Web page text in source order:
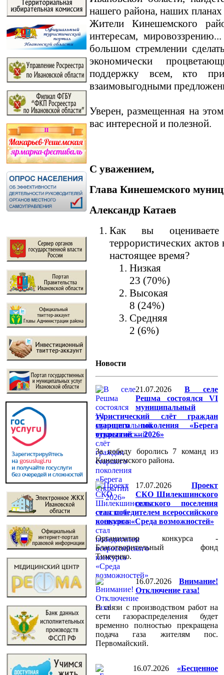
нашего района, наших
Жители Кинешемского
интересам,
большом стремлении
экономически
поддержку всем, кто
взаимовыгодными
Уверен, размещенная на
вас интересной и полезной.
С уважением,
Глава Кинешемского
Александр Катаев
Как вы оцениваете
террористических
настоящее время?
Низкая
23 (70%)
Высокая
8 (24%)
Средняя
2 (6%)
Новости
21.07.2026
В селе
Решма состоялся VI
муниципальный
туристический слёт граждан
старшего поколения «Берега
открытий — 2026»
За победу боролись 7 команд из
Кинешемского района.
17.07.2026
Проект
СКО Шилекшинского
сельского поселения
стал победителем всероссийского
конкурса «Среда возможностей»
Организатор конкурса -
Благотворительный фонд
Тимченко.
16.07.2026
Внимание!
Отключение газа!
В связи с производством работ на
сети газораспределения будет
временно полностью прекращена
подача газа жителям пос.
Первомайский.
16.07.2026
«Бесценное